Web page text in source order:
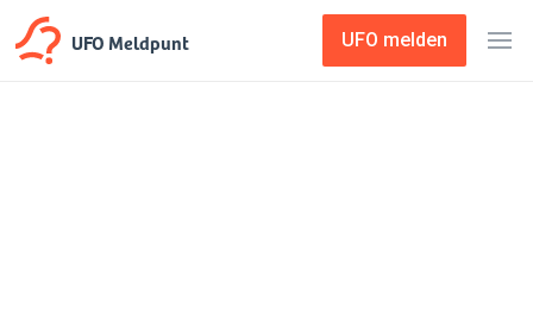
UFO Meldpunt UFO melden